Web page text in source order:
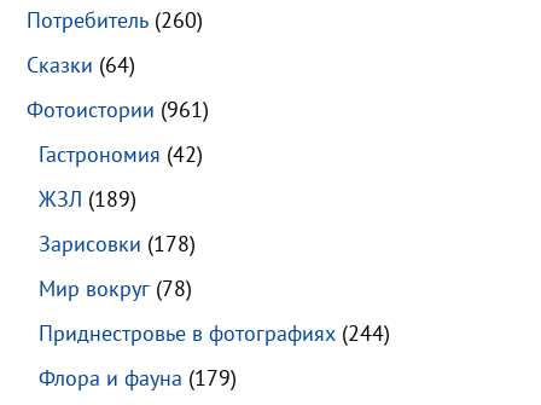
Потребитель (260)
Сказки (64)
Фотоистории (961)
Гастрономия (42)
ЖЗЛ (189)
Зарисовки (178)
Мир вокруг (78)
Приднестровье в фотографиях (244)
Флора и фауна (179)